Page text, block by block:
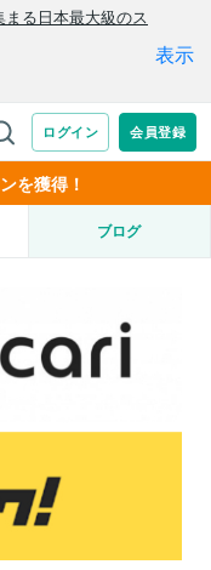
を獲得！
ブログ